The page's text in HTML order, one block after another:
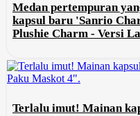
Medan pertempuran
kapsul baru 'Sanrio
Plushie Charm - Versi
Terlalu imut! Mainan